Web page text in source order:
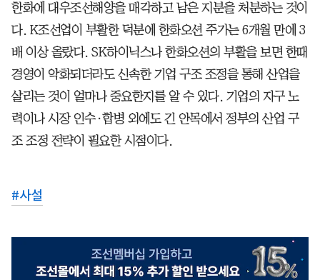
한화에 대우조선해양을 매각하고 남은 지분을 처분하는 것이
다. K조선업이 부활한 덕분에 한화오션 주가는 6개월 만에 3
배 이상 올랐다. SK하이닉스나 한화오션의 부활을 보면 한때
경영이 악화되더라도 신속한 기업 구조 조정을 통해 산업을
살리는 것이 얼마나 중요한지를 알 수 있다. 기업의 자구 노
력이나 시장 인수·합병 외에도 긴 안목에서 정부의 산업 구
조 조정 전략이 필요한 시점이다.
#사설